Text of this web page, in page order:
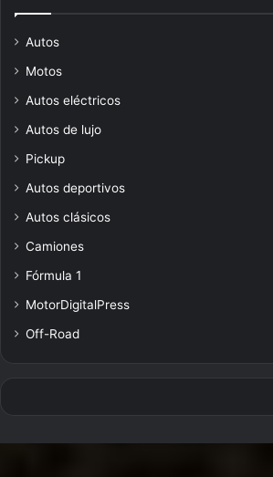
Autos
Motos
Autos eléctricos
Autos de lujo
Pickup
Autos deportivos
Autos clásicos
Camiones
Fórmula 1
MotorDigitalPress
Off-Road